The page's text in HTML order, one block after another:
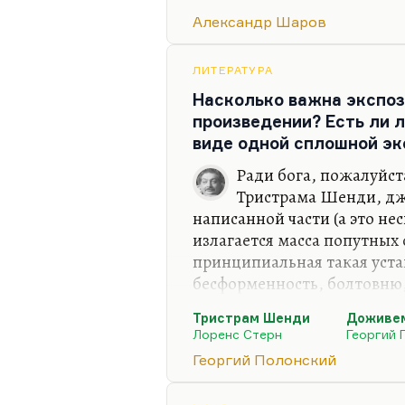
жизни — она аптечка,
Что полезно читать
Фриды Вигдоровой,
и она сама замечательно
Учителю необходимо
Александр Шаров
ЛИТЕРАТУРА
Насколько важна
произведении? Есть ли
виде одной сплошной
Ради бога,
Тристрама Шенди,
написанной части (а это
излагается масса
принципиальная такая
бесформенность,
литература с её жёсткими
органикой, глиной,
интересно читать, но это
Есть тексты, которые
Тристрам Шенди
Лоренс Стерн
Георгий
Георгий Полонский